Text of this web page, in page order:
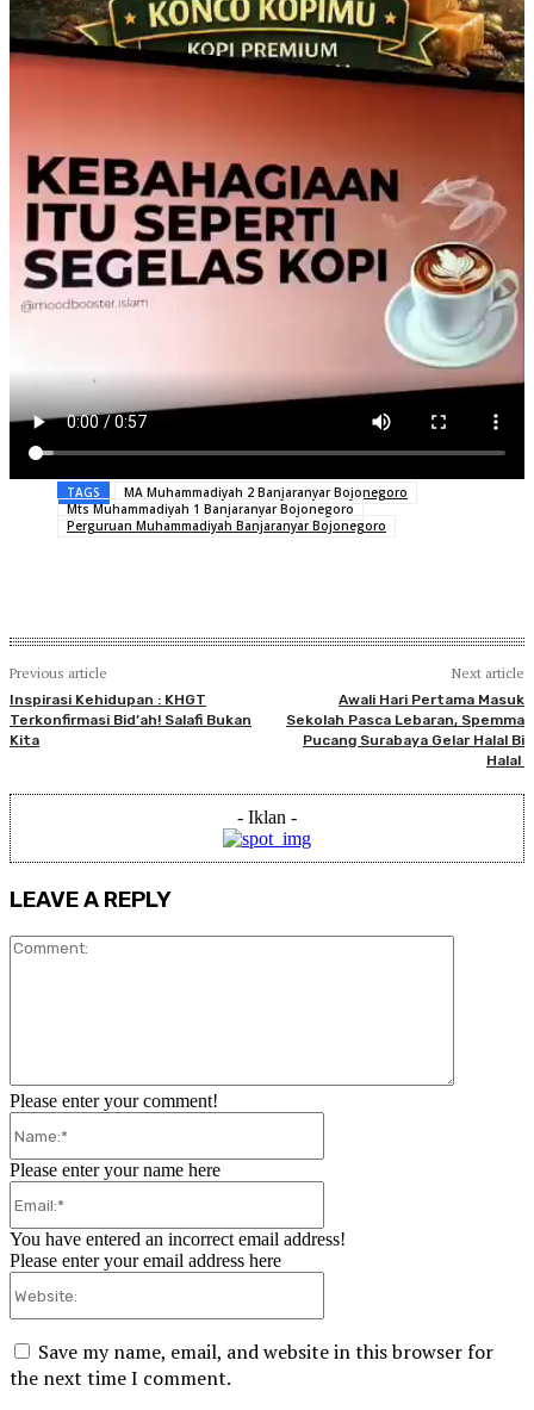
TAGS
MA Muhammadiyah 2 Banjaranyar Bojonegoro
Mts Muhammadiyah 1 Banjaranyar Bojonegoro
Perguruan Muhammadiyah Banjaranyar Bojonegoro
Previous article
Inspirasi Kehidupan : KHGT
Terkonfirmasi Bid’ah! Salafi Bukan
Kita
Next article
Awali Hari Pertama Masuk
Sekolah Pasca Lebaran, Spemma
Pucang Surabaya Gelar Halal Bi
Halal
- Iklan -
LEAVE A REPLY
Please enter your comment!
Please enter your name here
You have entered an incorrect email address!
Please enter your email address here
Save my name, email, and website in this browser for
the next time I comment.